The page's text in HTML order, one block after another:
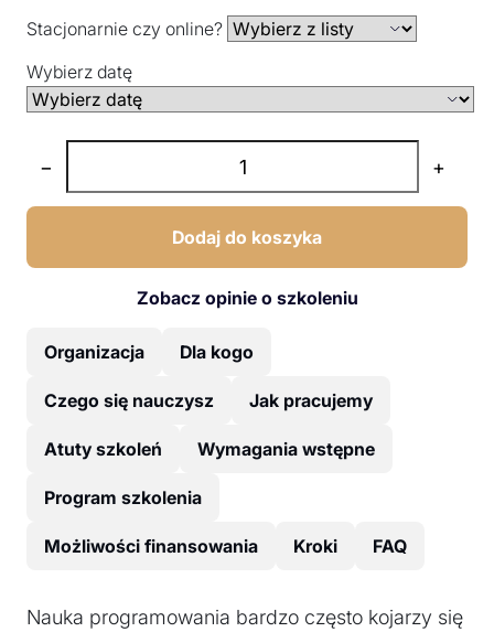
Stacjonarnie czy online?
Wybierz datę
− +
Dodaj do koszyka
Zobacz opinie o szkoleniu
Organizacja Dla kogo
Czego się nauczysz Jak pracujemy
Atuty szkoleń Wymagania wstępne
Program szkolenia
Możliwości finansowania Kroki FAQ
Nauka programowania bardzo często kojarzy się